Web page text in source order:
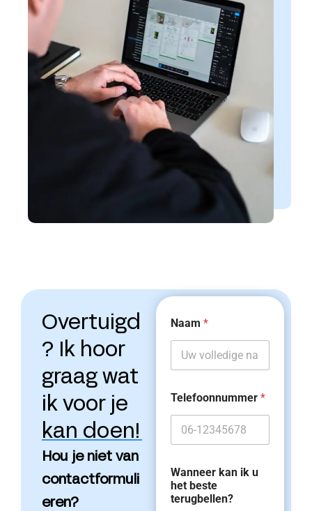
Overtuigd
? Ik hoor
graag wat
ik voor je
kan doen!
Hou je niet van
contactformuli
eren?
Naam *
Telefoonnummer *
Wanneer kan ik u
het beste
terugbellen?